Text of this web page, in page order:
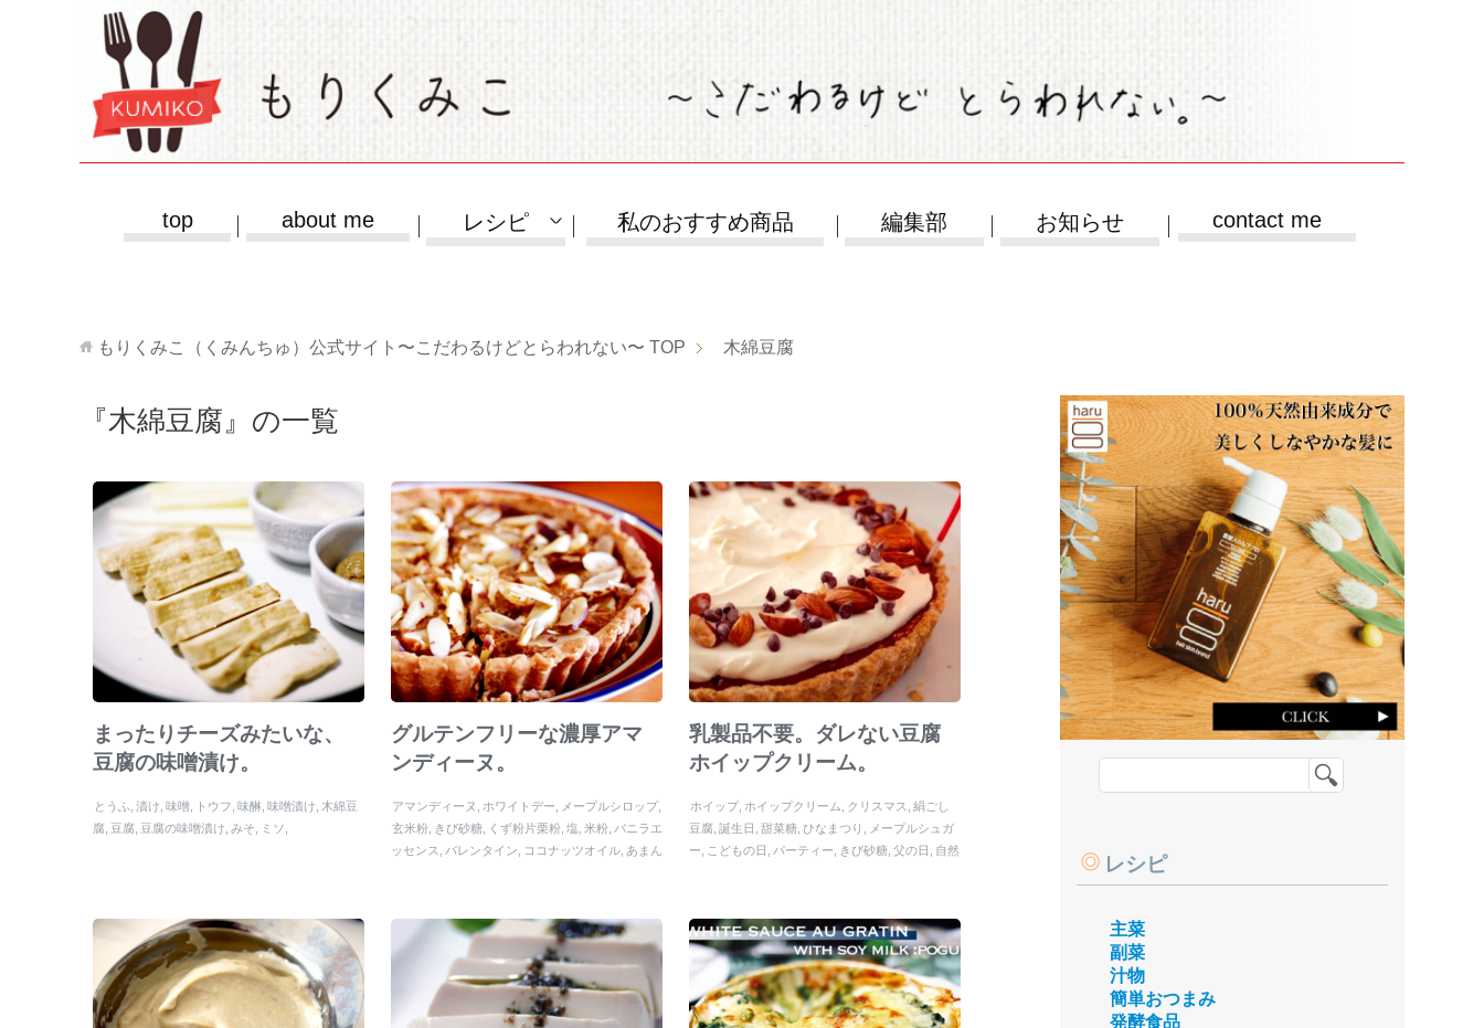
top about me レシピ 私のおすすめ商品 編集部 お知らせ contact me
もりくみこ（くみんちゅ）公式サイト〜こだわるけどとらわれない〜 TOP 木綿豆腐
『木綿豆腐』の一覧
まったりチーズみたいな、
豆腐の味噌漬け。
とうふ 漬け 味噌 トウフ 味醂 味噌漬け 木綿豆
腐
豆腐 豆腐の味噌漬け みそ ミソ
グルテンフリーな濃厚アマ
ンディーヌ。
アマンディーヌ ホワイトデー
メープルシロップ
玄米粉 きび砂糖 くず粉片栗粉 塩 米粉 バニラエ
ッセンス
バレンタイン ココナッツオイル あまん
日
乳製品不要。ダレない豆腐
ホイップクリーム。
ホイップ ホイップクリーム クリスマス
絹ごし
豆腐 誕生日 甜菜糖 ひなまつり
メープルシュガ
ー
こどもの日 パーティー きび砂糖 父の日
自然
木綿豆腐 ほいっぷ 豆腐ホイップクリーム
レシピ
主菜
副菜
汁物
簡単おつまみ
発酵食品